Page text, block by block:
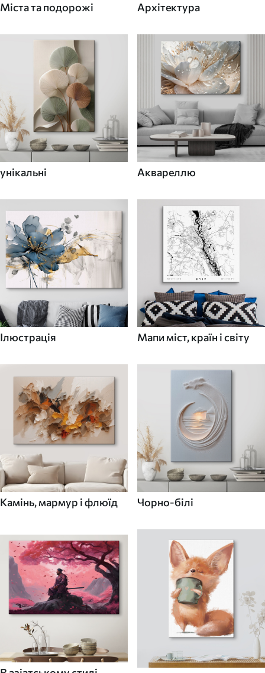
Міста та подорожі Архітектура
унікальні Аквареллю
Ілюстрація Мапи міст, країн і світу
Камінь, мармур і флюїд Чорно-білі